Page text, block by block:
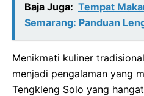
Baja Juga: Tempat
Semarang: Panduan
Menikmati kuliner
menjadi pengalaman yang
Tengkleng Solo yang